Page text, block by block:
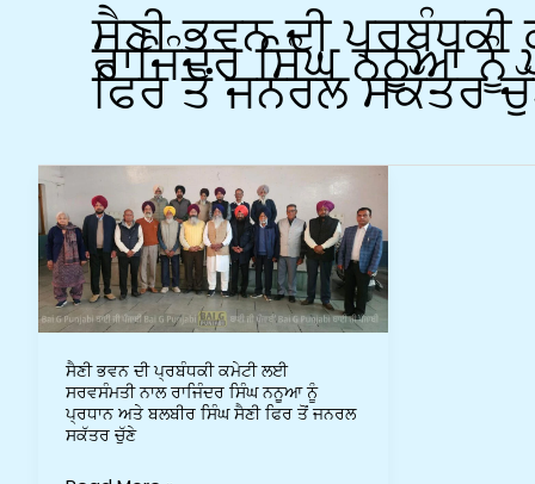
ਸੈਣੀ ਭਵਨ ਦੀ
ਰਾਜਿੰਦਰ ਸਿੰਘ ਨਨੂਆ ਨੂੰ
ਫਿਰ ਤੋਂ ਜਨਰਲ ਸਕੱਤਰ
ਸੈਣੀ ਭਵਨ ਦੀ ਪ੍ਰਬੰਧਕੀ ਕਮੇਟੀ ਲਈ
ਸਰਵਸੰਮਤੀ ਨਾਲ ਰਾਜਿੰਦਰ ਸਿੰਘ ਨਨੂਆ ਨੂੰ
ਪ੍ਰਧਾਨ ਅਤੇ ਬਲਬੀਰ ਸਿੰਘ ਸੈਣੀ ਫਿਰ ਤੋਂ ਜਨਰਲ
ਸਕੱਤਰ ਚੁੱਣੇ
ਸੈਣੀ
ਭਵਨ
ਦੀ
ਪ੍ਰਬੰਧਕੀ
ਕਮੇਟੀ
ਲਈ
ਨਾਲ
ਰਾਜਿੰਦਰ
ਸਿੰਘ